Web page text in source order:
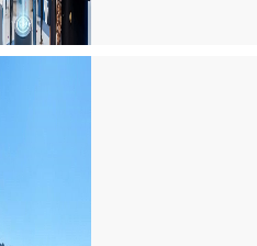
"Her şey dahil sistemi devam
biz almayacağız, aşçılar